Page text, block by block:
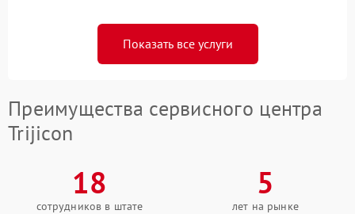
Показать все услуги
Преимущества сервисного центра
Trijicon
18
сотрудников в штате
5
лет на рынке